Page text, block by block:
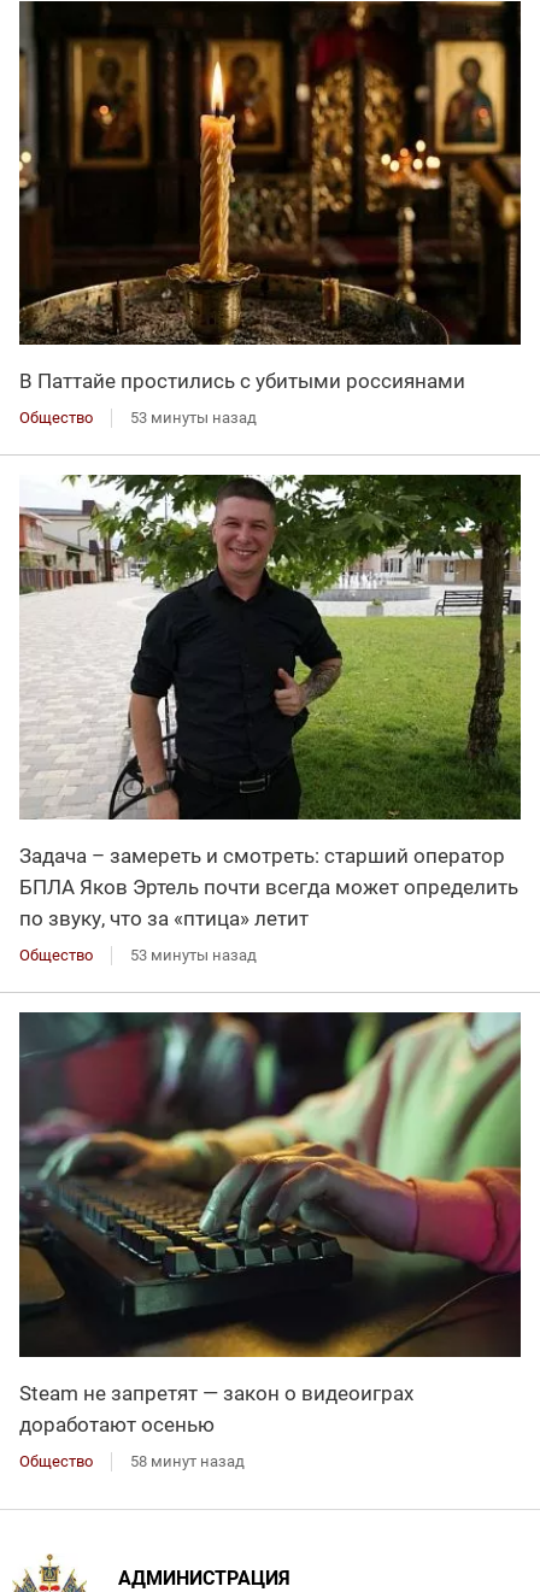
В Паттайе простились с убитыми россиянами
Общество 53 минуты назад
Задача – замереть и смотреть: старший оператор
БПЛА Яков Эртель почти всегда может определить
по звуку, что за «птица» летит
Общество 53 минуты назад
Steam не запретят — закон о видеоиграх
доработают осенью
Общество 58 минут назад
АДМИНИСТРАЦИЯ